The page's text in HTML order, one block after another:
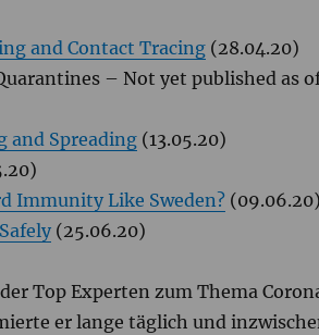
and Contact Tracing(28.04.20)
– Not yet published as
and Spreading(13.05.20)
Immunity Like Sweden?(09.06.20)
(25.06.20)
Top Experten zum Thema
er lange täglich und